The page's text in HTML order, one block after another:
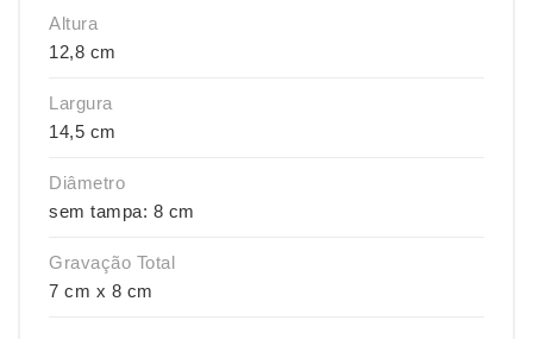
Altura
12,8 cm
Largura
14,5 cm
Diâmetro
sem tampa: 8 cm
Gravação Total
7 cm x 8 cm